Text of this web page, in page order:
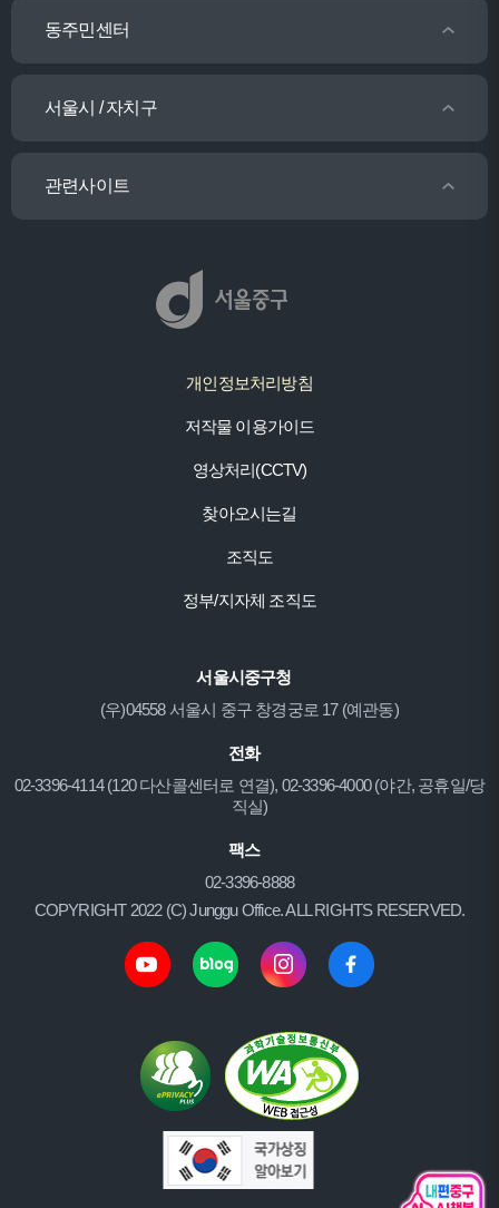
동주민센터
서울시 / 자치구
관련사이트
개인정보처리방침
저작물 이용가이드
영상처리(CCTV)
찾아오시는길
조직도
정부/지자체 조직도
서울시중구청
(우)04558 서울시 중구 창경궁로 17 (예관동)
전화
02-3396-4114 (120 다산콜센터로 연결), 02-3396-4000 (야간, 공휴일/당
직실)
팩스
02-3396-8888
COPYRIGHT 2022 (C) Junggu Office. ALL RIGHTS RESERVED.